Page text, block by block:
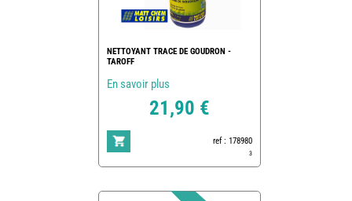
NETTOYANT TRACE DE GOUDRON -
TAROFF
En savoir plus
21,90 €
ref : 178980
3